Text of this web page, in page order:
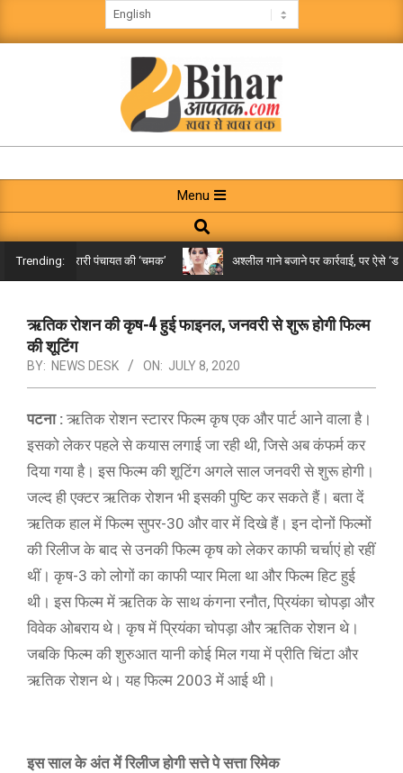
to
BIHAR
AAPTAK
Navigation
Menu
Menu
Search
Trending:
तक पहुंची गरारी पंचायत की ‘चमक’ अश्लील गाने बजाने पर कार्रवाई, पर ऐसे ‘डबल
ऋतिक रोशन की कृष-4 हुई फाइनल, जनवरी से शुरू होगी फिल्म
की शूटिंग
BY: NEWS DESK ON: JULY 8, 2020
पटना : ऋतिक रोशन स्टारर फिल्म कृष एक और पार्ट आने वाला है।
इसको लेकर पहले से कयास लगाई जा रही थी, जिसे अब कंफर्म कर
दिया गया है। इस फिल्म की शूटिंग अगले साल जनवरी से शुरू होगी।
जल्द ही एक्टर ऋतिक रोशन भी इसकी पुष्टि कर सकते हैं। बता दें
ऋतिक हाल में फिल्म सुपर-30 और वार में दिखे हैं। इन दोनों फिल्मों
की रिलीज के बाद से उनकी फिल्म कृष को लेकर काफी चर्चाएं हो रहीं
थीं। कृष-3 को लोगों का काफी प्यार मिला था और फिल्म हिट हुई
थी। इस फिल्म में ऋतिक के साथ कंगना रनौत, प्रियंका चोपड़ा और
विवेक ओबराय थे। कृष में प्रियंका चोपड़ा और ऋतिक रोशन थे।
जबकि फिल्म की शुरुआत यानी कोई मिल गया में प्रीति चिंटा और
ऋतिक रोशन थे। यह फिल्म 2003 में आई थी।
इस साल के अंत में रिलीज होगी सत्ते पे सत्ता रिमेक